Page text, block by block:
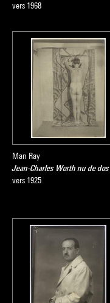
vers 1968
Man Ray
Jean-Charles Worth nu de dos
vers 1925